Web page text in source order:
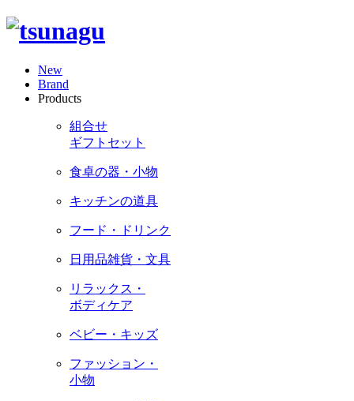
New
Brand
Products
組合せ
ギフトセット
食卓の器・小物
キッチンの道具
フード・ドリンク
日用品雑貨・文具
リラックス・
ボディケア
ベビー・キッズ
ファッション・
小物